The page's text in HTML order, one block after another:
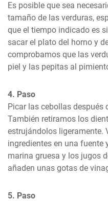
Es posible que sea
tamaño de las verduras,
que el tiempo indicado es
sacar el plato del horno y
comprobamos que las
piel y las pepitas al
4. Paso
Picar las cebollas después
También retiramos los
estrujándolos ligeramente.
ingredientes en una fuente
marina gruesa y los jugos
añaden unas gotas de
5. Paso